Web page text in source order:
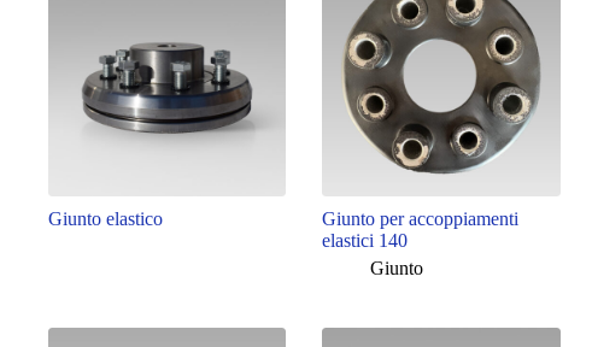
Giunto elastico
Giunto per accoppiamenti
elastici 140
Giunto